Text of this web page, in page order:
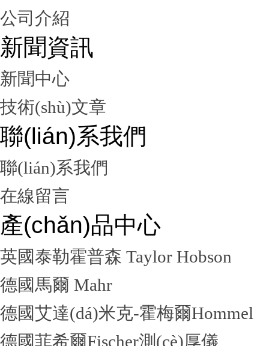
公司介紹
新聞資訊
新聞中心
技術(shù)文章
聯(lián)系我們
聯(lián)系我們
在線留言
產(chǎn)品中心
英國泰勒霍普森 Taylor Hobson
德國馬爾 Mahr
德國艾達(dá)米克-霍梅爾Hommel
德國菲希爾Fischer測(cè)厚儀